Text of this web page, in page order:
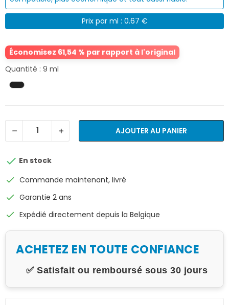
Prix par ml : 0.67 €
Économisez 61,54 % par rapport à l'original
Quantité : 9 ml
AJOUTER AU PANIER
 En stock
check Commande maintenant, livré
check Garantie 2 ans
check Expédié directement depuis la Belgique
ACHETEZ EN TOUTE CONFIANCE
✅ Satisfait ou remboursé sous 30 jours